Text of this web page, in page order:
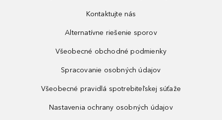
Kontaktujte nás
Alternatívne riešenie sporov
Všeobecné obchodné podmienky
Spracovanie osobných údajov
Všeobecné pravidlá spotrebiteľskej súťaže
Nastavenia ochrany osobných údajov